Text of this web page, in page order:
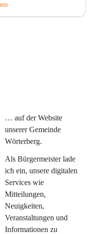
… auf der Website
unserer Gemeinde
Wörterberg.
Als Bürgermeister lade
ich ein, unsere digitalen
Services wie
Mitteilungen,
Neuigkeiten,
Veranstaltungen und
Informationen zu